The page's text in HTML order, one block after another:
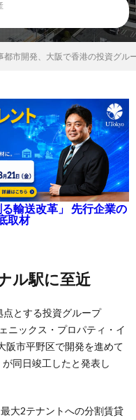
都市開発、大阪で香港の投資グル
輸送改革」 先行企業の
取材
ル駅に至近
とする投資グループ
ニックス・プロパティ・イ
阪市平野区で開発を進めて
同日竣工したと発表し
大2テナントへの分割賃貸